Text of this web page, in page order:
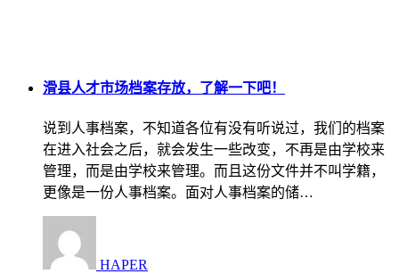
滑县人才市场档案存放，了解一下吧！
说到人事档案，不知道各位有没有听说过，我们的档案
在进入社会之后，就会发生一些改变，不再是由学校来
管理，而是由学校来管理。而且这份文件并不叫学籍，
更像是一份人事档案。面对人事档案的储…
HAPER